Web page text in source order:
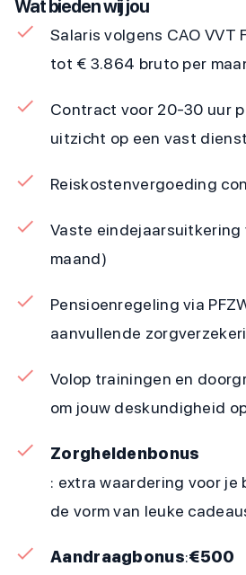
Wat bieden wij jou
Salaris volgens CAO VVT
tot € 3.864 bruto per
Contract voor 20-30 uur
uitzicht op een vast
Reiskostenvergoeding
Vaste eindejaarsuitkering
maand)
Pensioenregeling via
aanvullende
Volop trainingen en
om jouw deskundigheid
Zorgheldenbonus
: extra waardering voor je
de vorm van leuke
Aandraagbonus:€500